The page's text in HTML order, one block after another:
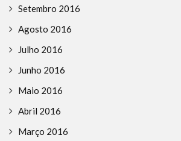
Setembro 2016
Agosto 2016
Julho 2016
Junho 2016
Maio 2016
Abril 2016
Março 2016